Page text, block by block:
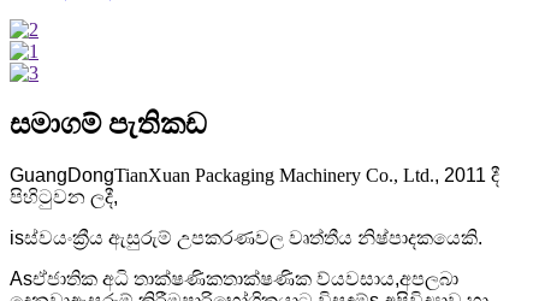
සමාගම් පැතිකඩ
GuangDongTianXuan Packaging Machinery Co., Ltd., 2011 දී
පිහිටුවන ලදී,
isස්වයංක්‍රීය ඇසුරුම් උපකරණවල වෘත්තීය නිෂ්පාදකයෙකි.
Asඒජාතික අධි තාක්ෂණිකතාක්ෂණික ව්යවසාය,අපලබා